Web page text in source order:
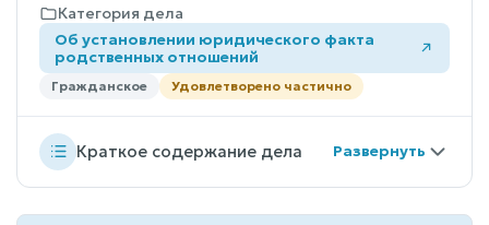
Категория дела
Об установлении юридического факта
родственных отношений
Гражданское Удовлетворено частично
Краткое содержание дела